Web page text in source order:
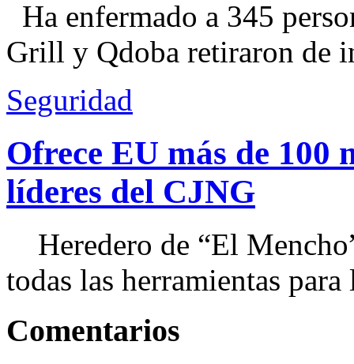
Ha enfermado a 345
Grill y Qdoba retiraron de
Seguridad
Ofrece EU más de 100
líderes del CJNG
Heredero de “El
todas las herramientas
Comentarios